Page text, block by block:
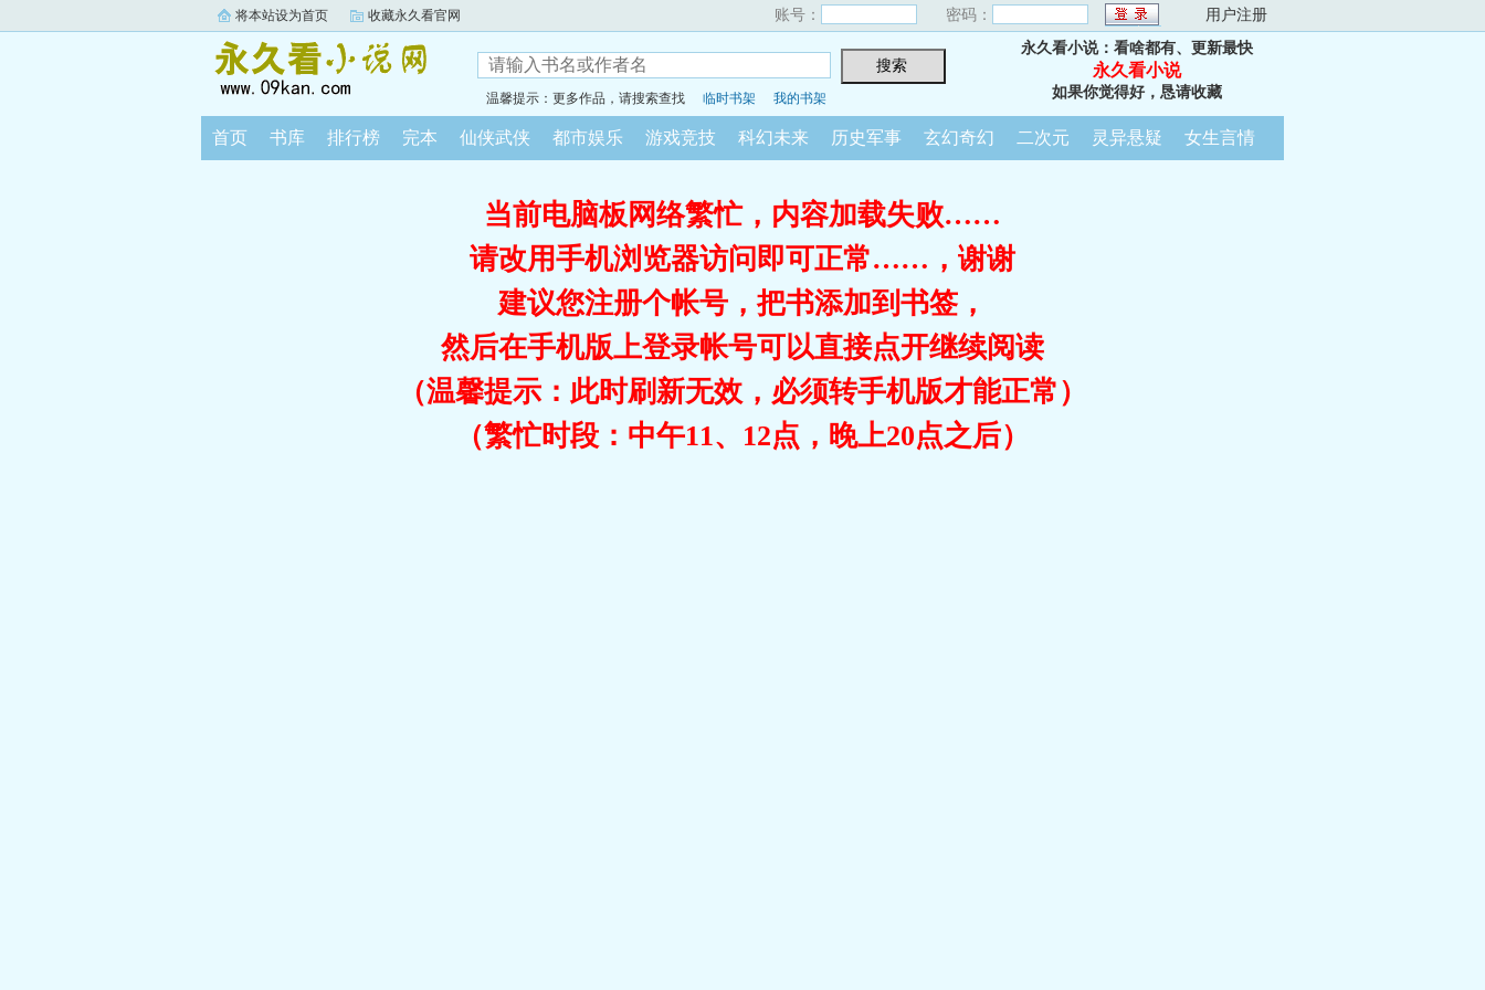
将本站设为首页 收藏永久看官网 账号： 密码： 用户注册
温馨提示：更多作品，请搜索查找 临时书架 我的书架
永久看小说：看啥都有、更新最快
永久看小说
如果你觉得好，恳请收藏
首页 书库 排行榜 完本 仙侠武侠 都市娱乐 游戏竞技 科幻未来 历史军事 玄幻奇幻 二次元 灵异悬疑 女生言情
当前电脑板网络繁忙，内容加载失败……
请改用手机浏览器访问即可正常……，谢谢
建议您注册个帐号，把书添加到书签，
然后在手机版上登录帐号可以直接点开继续阅读
（温馨提示：此时刷新无效，必须转手机版才能正常）
（繁忙时段：中午11、12点，晚上20点之后）